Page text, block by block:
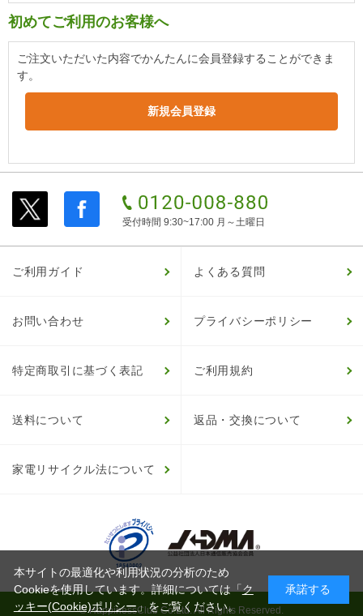
初めてご利用のお客様へ
ご注文いただいた内容でかんたんに会員登録することができま
す。
受付時間 9:30~17:00 月～土曜日
ご利用ガイド よくある質問
お問い合わせ プライバシーポリシー
特定商取引に基づく表記 ご利用規約
送料について 返品・交換について
家電リサイクル法について
© HappinessClub Co.Ltd. All Rights Reserved.
本サイトの最適化や利用状況の分析のため
Cookieを使用しています。詳細については「ク
ッキー(Cookie)ポリシー」をご覧ください。
承諾する